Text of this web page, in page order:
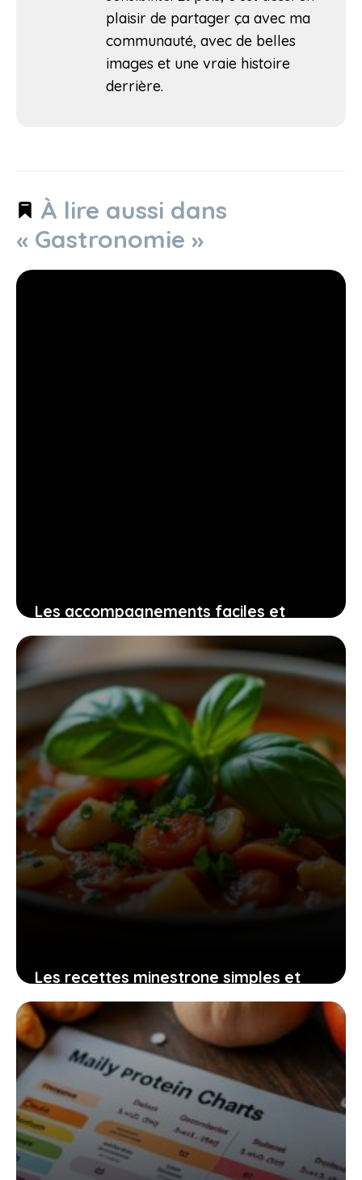
plaisir de partager ça avec ma
communauté, avec de belles
images et une vraie histoire
derrière.
À lire aussi dans
« Gastronomie »
Les accompagnements faciles et
délicieux pour saucisses : comment
surprendre vos invités sans effort
12 juillet 2026
Les recettes minestrone simples et
rapides pour une soupe italienne
authentique pleine de goût
27 juin 2026